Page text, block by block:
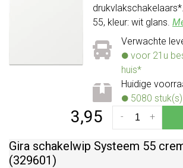
55, kleur: wit glans.
Verwachte
voor 21u
huis*
Huidige
5080 stuk(s)
3,95 +
-
Gira schakelwip Systeem 55
(329601)